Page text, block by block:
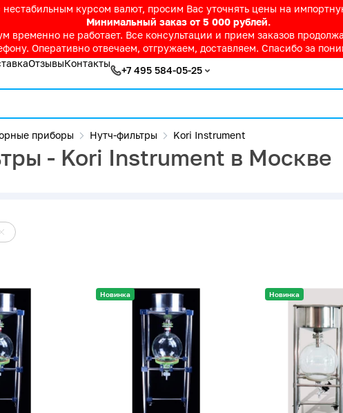
нестабильным курсом валют, просим Вас уточнять цены на
Минимальный заказ от 5 000 рублей.
не работает. Все консультации и прием заказов
Оперативно отвечаем, отгружаем, доставляем. Спасибо за
ОтзывыКонтакты
+7 495 584-05-25
приборы Нутч-фильтры Kori Instrument
- Kori Instrument в Москве
Новинка Новинка